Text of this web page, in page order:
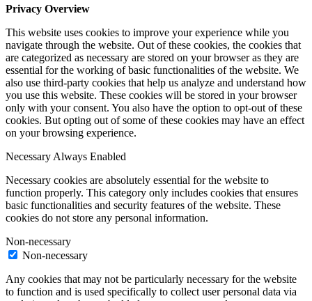
Privacy Overview
This website uses cookies to improve your experience while you
navigate through the website. Out of these cookies, the cookies that
are categorized as necessary are stored on your browser as they are
essential for the working of basic functionalities of the website. We
also use third-party cookies that help us analyze and understand how
you use this website. These cookies will be stored in your browser
only with your consent. You also have the option to opt-out of these
cookies. But opting out of some of these cookies may have an effect
on your browsing experience.
Necessary Always Enabled
Necessary cookies are absolutely essential for the website to
function properly. This category only includes cookies that ensures
basic functionalities and security features of the website. These
cookies do not store any personal information.
Non-necessary
Non-necessary
Any cookies that may not be particularly necessary for the website
to function and is used specifically to collect user personal data via